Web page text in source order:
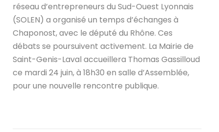
réseau d’entrepreneurs du Sud-Ouest Lyonnais
(SOLEN) a organisé un temps d’échanges à
Chaponost, avec le député du Rhône. Ces
débats se poursuivent activement. La Mairie de
Saint-Genis-Laval accueillera Thomas Gassilloud
ce mardi 24 juin, à 18h30 en salle d’Assemblée,
pour une nouvelle rencontre publique.